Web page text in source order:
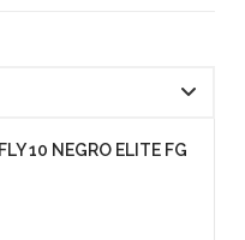
10 NEGRO ELITE FG